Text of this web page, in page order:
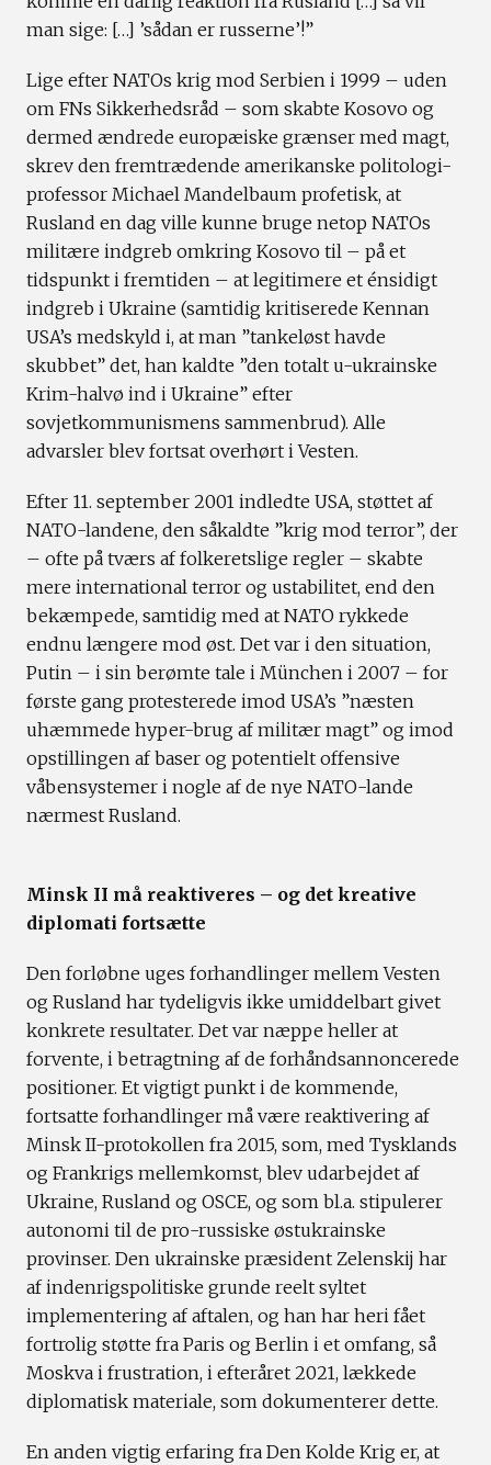
man sige: […] ’sådan er russerne’!”
Lige efter NATOs krig mod Serbien i 1999 – uden
om FNs Sikkerhedsråd – som skabte Kosovo og
dermed ændrede europæiske grænser med magt,
skrev den fremtrædende amerikanske politologi-
professor Michael Mandelbaum profetisk, at
Rusland en dag ville kunne bruge netop NATOs
militære indgreb omkring Kosovo til – på et
tidspunkt i fremtiden – at legitimere et énsidigt
indgreb i Ukraine (samtidig kritiserede Kennan
USA’s medskyld i, at man ”tankeløst havde
skubbet” det, han kaldte ”den totalt u-ukrainske
Krim-halvø ind i Ukraine” efter
sovjetkommunismens sammenbrud). Alle
advarsler blev fortsat overhørt i Vesten.
Efter 11. september 2001 indledte USA, støttet af
NATO-landene, den såkaldte ”krig mod terror”, der
– ofte på tværs af folkeretslige regler – skabte
mere international terror og ustabilitet, end den
bekæmpede, samtidig med at NATO rykkede
endnu længere mod øst. Det var i den situation,
Putin – i sin berømte tale i München i 2007 – for
første gang protesterede imod USA’s ”næsten
uhæmmede hyper-brug af militær magt” og imod
opstillingen af baser og potentielt offensive
våbensystemer i nogle af de nye NATO-lande
nærmest Rusland.
Minsk II må reaktiveres – og det kreative
diplomati fortsætte
Den forløbne uges forhandlinger mellem Vesten
og Rusland har tydeligvis ikke umiddelbart givet
konkrete resultater. Det var næppe heller at
forvente, i betragtning af de forhåndsannoncerede
positioner. Et vigtigt punkt i de kommende,
fortsatte forhandlinger må være reaktivering af
Minsk II-protokollen fra 2015, som, med Tysklands
og Frankrigs mellemkomst, blev udarbejdet af
Ukraine, Rusland og OSCE, og som bl.a. stipulerer
autonomi til de pro-russiske østukrainske
provinser. Den ukrainske præsident Zelenskij har
af indenrigspolitiske grunde reelt syltet
implementering af aftalen, og han har heri fået
fortrolig støtte fra Paris og Berlin i et omfang, så
Moskva i frustration, i efteråret 2021, lækkede
diplomatisk materiale, som dokumenterer dette.
En anden vigtig erfaring fra Den Kolde Krig er, at